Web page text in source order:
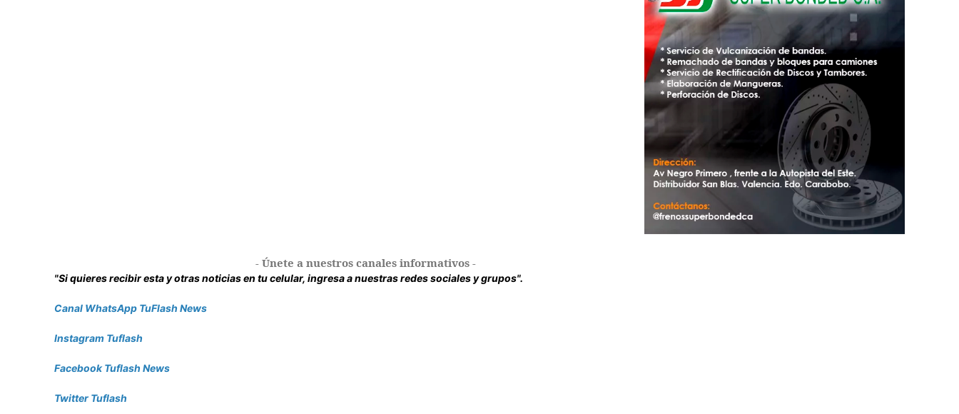
- Únete a nuestros canales informativos -
"Si quieres recibir esta y otras noticias en tu celular, ingresa a nuestras redes sociales y grupos".
Canal WhatsApp TuFlash News
Instagram Tuflash
Facebook Tuflash News
Twitter Tuflash